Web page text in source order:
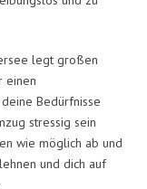
legt großen
einen
Bedürfnisse
stressig sein
wie möglich ab und
und dich auf